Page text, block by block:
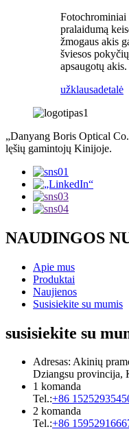
Fotochrominiai
pralaidumą
žmogaus akis
šviesos
apsaugotų akis.
užklausadetalė
„Danyang Boris Optical
lęšių gamintojų Kinijoje.
NAUDINGOS
Apie mus
Produktai
Naujienos
Susisiekite su mumis
susisiekite su
Adresas: Akinių
Dziangsu provincija,
1 komanda
Tel.:+86
2 komanda
Tel.:+86